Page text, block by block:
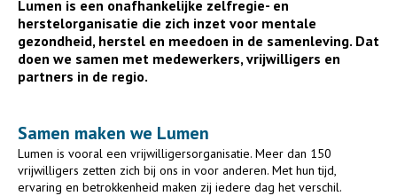
Lumen is een onafhankelijke zelfregie- en
herstelorganisatie die zich inzet voor mentale
gezondheid, herstel en meedoen in de samenleving. Dat
doen we samen met medewerkers, vrijwilligers en
partners in de regio.
Samen maken we Lumen
Lumen is vooral een vrijwilligersorganisatie. Meer dan 150
vrijwilligers zetten zich bij ons in voor anderen. Met hun tijd,
ervaring en betrokkenheid maken zij iedere dag het verschil.